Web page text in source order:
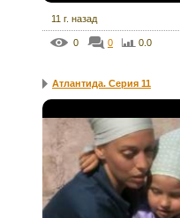
11 г. назад
0 0 0.0
Атлантида. Серия 11